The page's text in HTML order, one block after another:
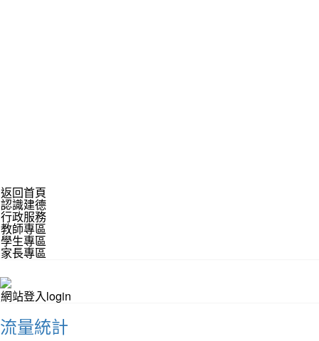
返回首頁
認識建德
行政服務
教師專區
學生專區
家長專區
網站登入login
流量統計